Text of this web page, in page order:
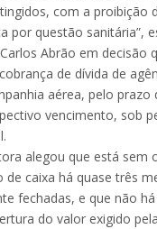
com a proibição
por questão sanitária”,
Abrão em decisão
de dívida de
aérea, pelo prazo
vencimento, sob
alegou que está sem
de caixa há quase três
fechadas, e que não
do valor exigido